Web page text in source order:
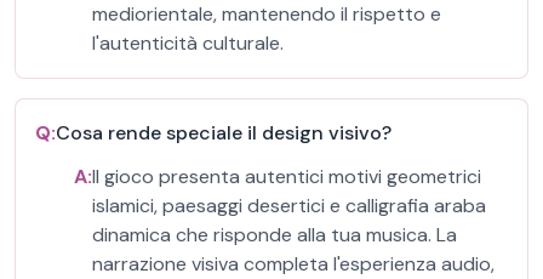
mediorientale, mantenendo il rispetto e
l'autenticità culturale.
Q:Cosa rende speciale il design visivo?
A:Il gioco presenta autentici motivi geometrici
islamici, paesaggi desertici e calligrafia araba
dinamica che risponde alla tua musica. La
narrazione visiva completa l'esperienza audio,